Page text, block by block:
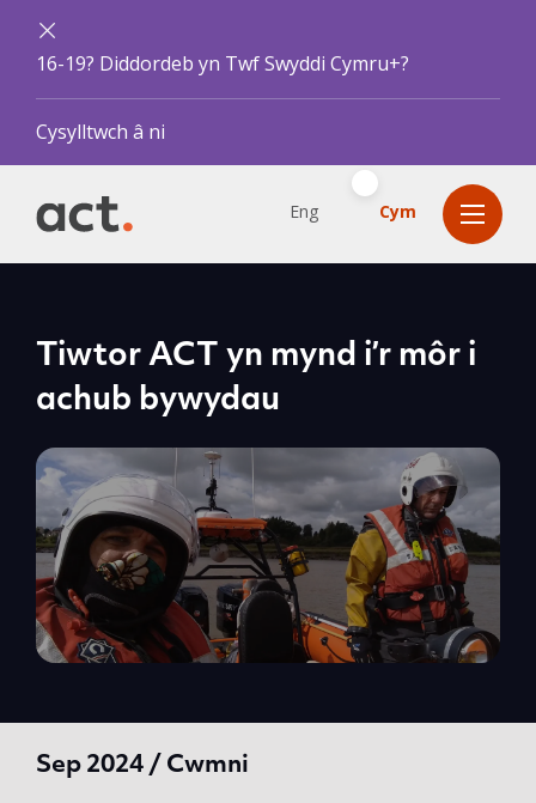
16-19? Diddordeb yn Twf Swyddi Cymru+?
Cysylltwch â ni
Eng Cym
Tiwtor ACT yn mynd i’r môr i
achub bywydau
Sep 2024 / Cwmni